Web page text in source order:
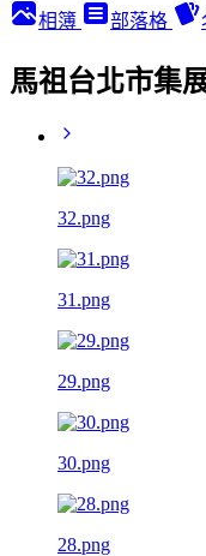
相簿 部落格
馬祖台北市集
32.png
31.png
29.png
30.png
28.png